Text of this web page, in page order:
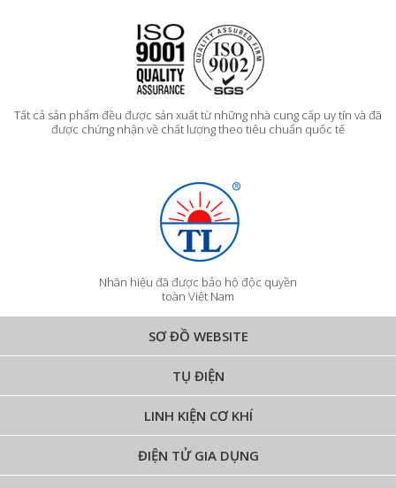
Tất cả sản phẩm đều được sản xuất từ những nhà cung cấp uy tín và đã
được chứng nhận về chất lượng theo tiêu chuẩn quốc tế
Nhãn hiệu đã được bảo hộ độc quyền
toàn Việt Nam
SƠ ĐỒ WEBSITE
TỤ ĐIỆN
LINH KIỆN CƠ KHÍ
ĐIỆN TỬ GIA DỤNG